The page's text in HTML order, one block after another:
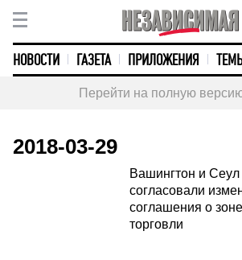
НОВОСТИ ГАЗЕТА ПРИЛОЖЕНИЯ
Перейти на полную
2018-03-29
Вашингтон и Сеул
согласовали
соглашения о
торговли